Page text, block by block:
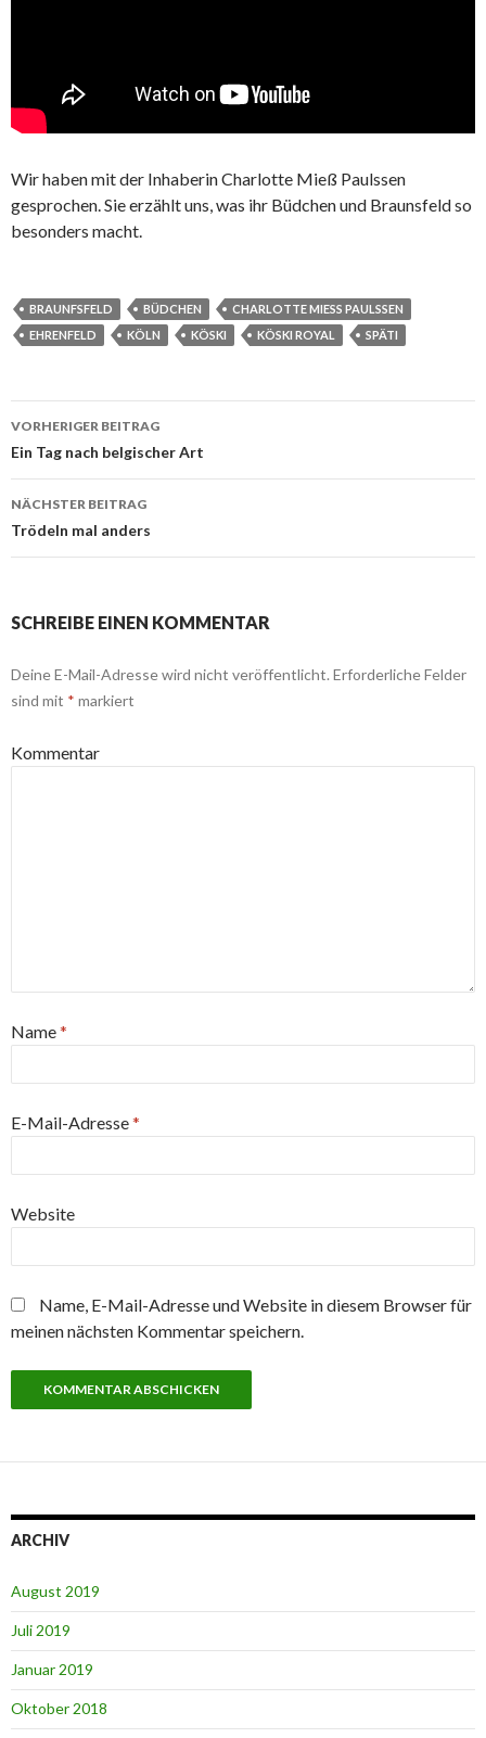
Wir haben mit der Inhaberin Charlotte Mieß Paulssen
gesprochen. Sie erzählt uns, was ihr Büdchen und Braunsfeld so
besonders macht.
BRAUNFSFELD BÜDCHEN
CHARLOTTE MIESS PAULSSEN
EHRENFELD
KÖLN KÖSKI KÖSKI ROYAL SPÄTI
Beitrags-
Navigation
VORHERIGER BEITRAG
Ein Tag nach belgischer Art
NÄCHSTER BEITRAG
Trödeln mal anders
SCHREIBE EINEN KOMMENTAR
Deine E-Mail-Adresse wird nicht veröffentlicht. Erforderliche Felder
sind mit * markiert
Kommentar
Name*
E-Mail-Adresse*
Website
Name, E-Mail-Adresse und Website in diesem Browser für
meinen nächsten Kommentar speichern.
ARCHIV
August 2019
Juli 2019
Januar 2019
Oktober 2018